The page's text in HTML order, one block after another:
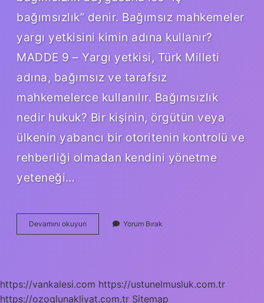
bağımsızlık” denir. Bağımsız mahkemeler
yargı yetkisini kimin adına kullanır?
MADDE 9 – Yargı yetkisi, Türk Milleti
adına, bağımsız ve tarafsız
mahkemelerce kullanılır. Bağımsızlık
nedir hukuk? Bir kişinin, örgütün veya
ülkenin yabancı bir otoritenin kontrolü ve
rehberliği olmadan kendini yönetme
yeteneği…
Devamını okuyun Bağımsız
Mahkeme
Yorum Bırak
https://vankalesi.com https://ustunelmusluk.com.tr
https://ozoglunakliyat.com.tr Sitemap